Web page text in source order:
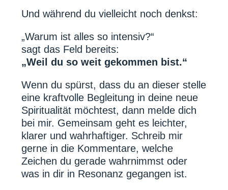
Und während du vielleicht noch denkst:
„Warum ist alles so intensiv?“
sagt das Feld bereits:
„Weil du so weit gekommen bist.“
Wenn du spürst, dass du an dieser stelle
eine kraftvolle Begleitung in deine neue
Spiritualität möchtest, dann melde dich
bei mir. Gemeinsam geht es leichter,
klarer und wahrhaftiger. Schreib mir
gerne in die Kommentare, welche
Zeichen du gerade wahrnimmst oder
was in dir in Resonanz gegangen ist.